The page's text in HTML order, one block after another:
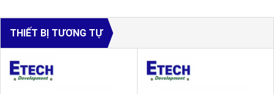
THIẾT BỊ TƯƠNG TỰ